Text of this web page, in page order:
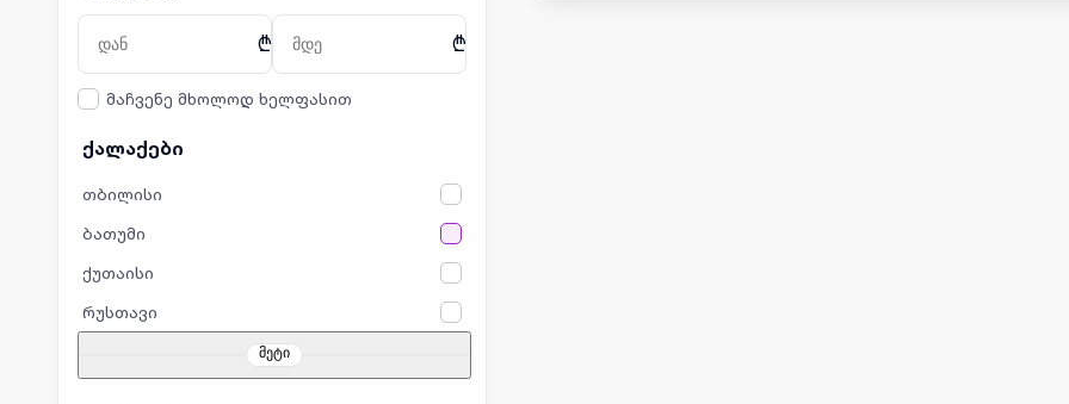
₾ ₾
მაჩვენე მხოლოდ ხელფასით
ქალაქები
თბილისი
ბათუმი
ქუთაისი
რუსთავი
მეტი